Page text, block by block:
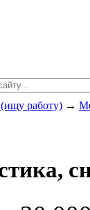
работу) →